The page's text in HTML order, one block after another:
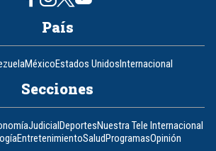
País
MéxicoEstados UnidosInternacional
Secciones
JudicialDeportesNuestra Tele Internacional
EntretenimientoSaludProgramasOpinión